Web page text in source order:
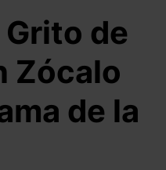
Grito de
Zócalo
de la